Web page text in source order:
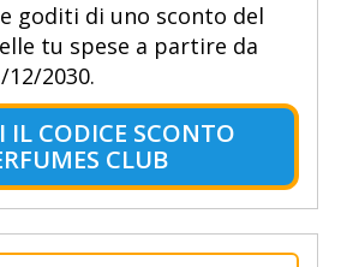
goditi di uno sconto del
tu spese a partire da
12/2030.
IL CODICE SCONTO
CLUB